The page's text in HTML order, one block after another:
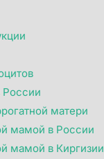
России
матери
мамой в России
мамой в Киргизии